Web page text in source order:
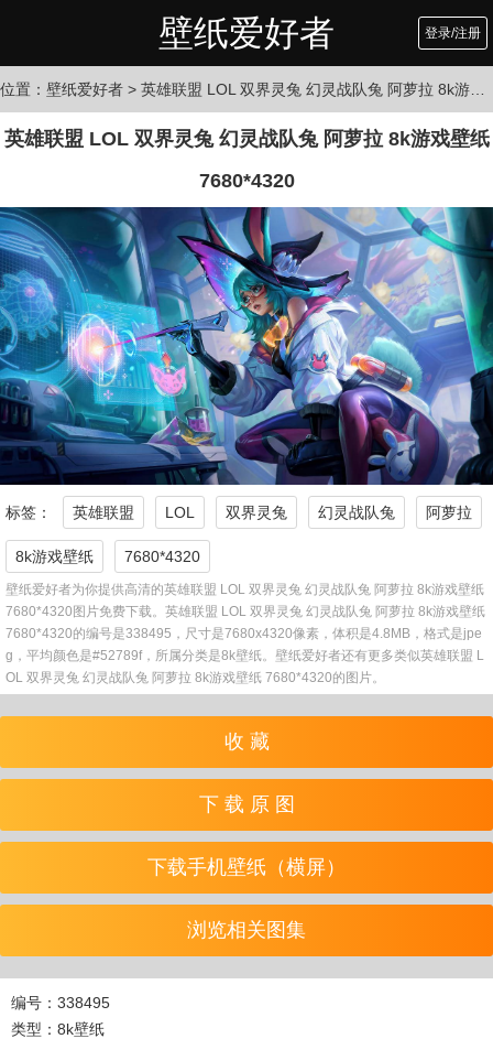
壁纸爱好者 登录/注册
位置： 壁纸爱好者 > 英雄联盟 LOL 双界灵兔 幻灵战队兔 阿萝拉 8k游戏壁纸 7680*4320
英雄联盟 LOL 双界灵兔 幻灵战队兔 阿萝拉 8k游戏壁纸
7680*4320
标签： 英雄联盟 LOL 双界灵兔 幻灵战队兔 阿萝拉
8k游戏壁纸 7680*4320
壁纸爱好者为你提供高清的英雄联盟 LOL 双界灵兔 幻灵战队兔 阿萝拉 8k游戏壁纸
7680*4320图片免费下载。英雄联盟 LOL 双界灵兔 幻灵战队兔 阿萝拉 8k游戏壁纸
7680*4320的编号是338495，尺寸是7680x4320像素，体积是4.8MB，格式是jpe
g，平均颜色是#52789f，所属分类是8k壁纸。壁纸爱好者还有更多类似英雄联盟 L
OL 双界灵兔 幻灵战队兔 阿萝拉 8k游戏壁纸 7680*4320的图片。
收 藏
下 载 原 图
下载手机壁纸（横屏）
浏览相关图集
编号：338495
类型：8k壁纸